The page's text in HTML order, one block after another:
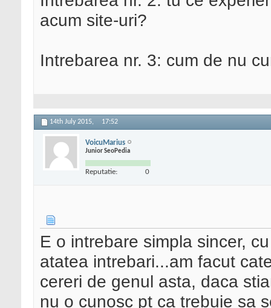
acum site-uri?
Intrebarea nr. 3: cum de nu
14th July 2015, 17:52
VoicuMarius
Junior SeoPedia
Reputatie: 0
E o intrebare simpla sincer,
atatea intrebari...am facut
cereri de genul asta, daca
nu o cunosc pt ca trebuie sa